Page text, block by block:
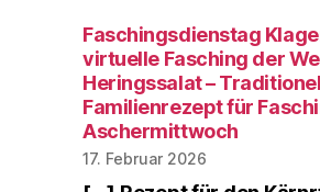
Faschingsdienstag
virtuelle Fasching der
Heringssalat –
Familienrezept für
Aschermittwoch
17. Februar 2026